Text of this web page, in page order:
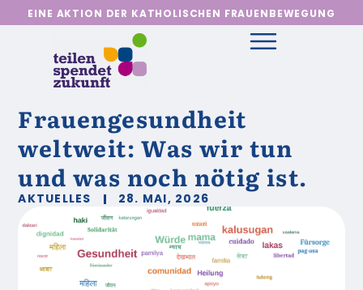
EINE AKTION DER KATHOLISCHEN FRAUENBEWEGUNG
Frauengesundheit
weltweit: Was wir tun
und was noch nötig ist.
AKTUELLES 28. MAI, 2026